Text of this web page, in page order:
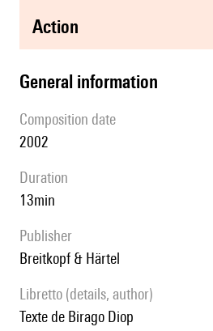
action
general information
composition date
2002
duration
13min
publisher
Breitkopf & Härtel
Libretto (details, author)
Texte de Birago Diop